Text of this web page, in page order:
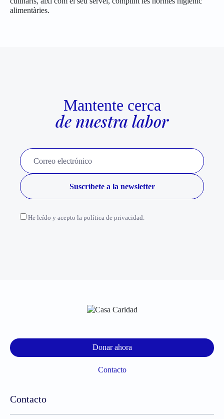
alimentàries.
Mantente cerca
de nuestra labor
He leído y acepto la política de privacidad.
Contacto
Donar ahora
Contacto